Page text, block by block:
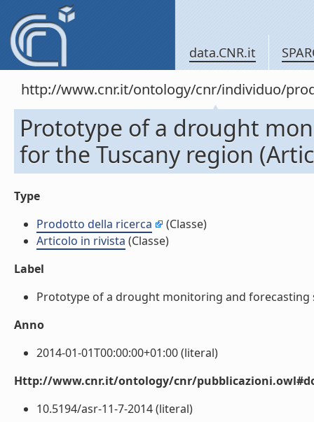
data.CNR.it
http://www.cnr.it/ontology/cnr/individuo/
Prototype of a drought
for the Tuscany region
Type
Prodotto della ricerca
(Classe)
Articolo in rivista (Classe)
Label
Prototype of a drought monitoring and forecasting
Anno
2014-01-01T00:00:00+01:00 (literal)
Http://www.cnr.it/ontology/cnr/
10.5194/asr-11-7-2014 (literal)